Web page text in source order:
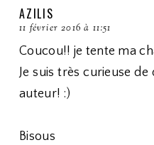
AZILIS
11 février 2016 à 11:51
Coucou!! je tente ma
Je suis très curieuse
auteur! :)
Bisous